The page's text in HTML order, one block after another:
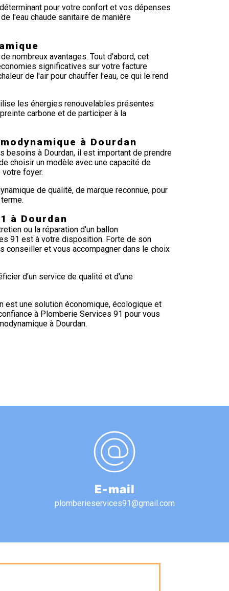
pour votre confort et vos dépenses
l'eau chaude sanitaire de manière
nombreux avantages. Tout d'abord, cet
significatives sur votre facture
de l'air pour chauffer l'eau, ce qui le rend
les énergies renouvelables présentes
carbone et de participer à la
à Dourdan
besoins à Dourdan, il est important de prendre
choisir un modèle avec une capacité de
foyer.
de qualité, de marque reconnue, pour
à Dourdan
ou la réparation d'un ballon
91 est à votre disposition. Forte de son
et vous accompagner dans le choix
d'un service de qualité et d'une
est une solution économique, écologique et
à Plomberie Services 91 pour vous
à Dourdan.
E-mail
plomberieservices91@gmail.com